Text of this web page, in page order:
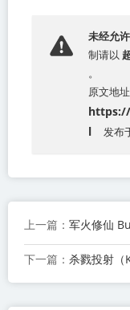
未经允
制请以
。
原文地址
l
发布
上一篇： 军火修仙
下一篇： 杀戮投射（